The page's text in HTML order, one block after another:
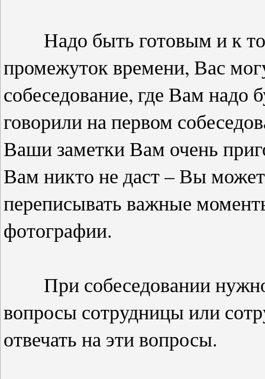
Надо быть готовым и к
промежуток времени, Вас
собеседование, где Вам надо
говорили на первом
Ваши заметки Вам очень
Вам никто не даст – Вы
переписывать важные
фотографии.
При собеседовании нужно
вопросы сотрудницы или
отвечать на эти вопросы.